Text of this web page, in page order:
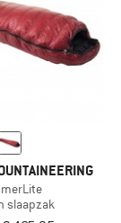
slaapzak